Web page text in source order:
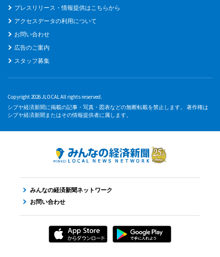
プレスリリース・情報提供はこちらから
アクセスデータの利用について
お問い合わせ
広告のご案内
スタッフ募集
Copyright 2026 JLOCAL All rights reserved.
シブヤ経済新聞に掲載の記事・写真・図表などの無断転載を禁止します。 著作権は
シブヤ経済新聞またはその情報提供者に属します。
みんなの経済新聞ネットワーク
お問い合わせ